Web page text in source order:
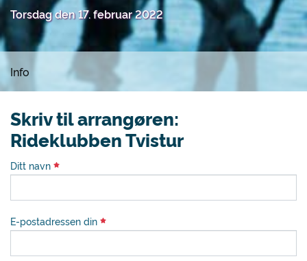
Torsdag den 17. februar 2022
Info
Skriv til arrangøren:
Rideklubben Tvistur
Ditt navn
E-postadressen din